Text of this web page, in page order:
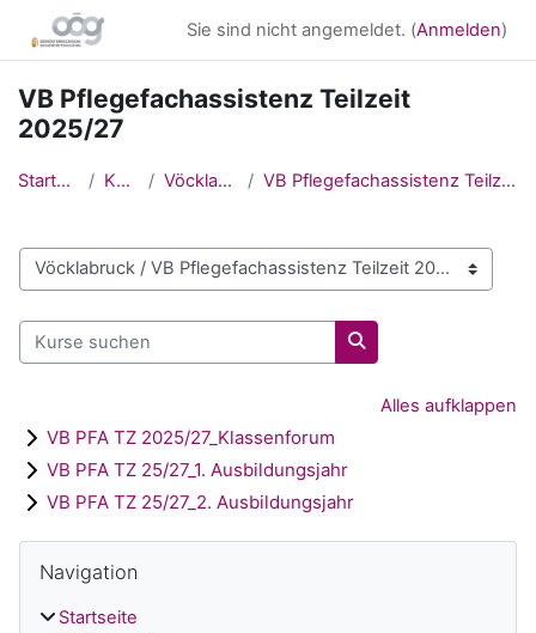
Zum Hauptinhalt
Sie sind nicht angemeldet. (Anmelden)
VB Pflegefachassistenz Teilzeit
2025/27
Startseite Kurse Vöcklabruck VB Pflegefachassistenz Teilzeit 2025/27
Kursbereiche
Kurse suchen
Kurse suchen
Alles aufklappen
VB PFA TZ 2025/27_Klassenforum
VB PFA TZ 25/27_1. Ausbildungsjahr
VB PFA TZ 25/27_2. Ausbildungsjahr
Blöcke
Navigation
Startseite